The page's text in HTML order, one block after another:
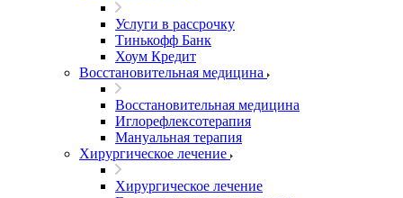
Услуги в рассрочку
Тинькофф Банк
Хоум Кредит
Восстановительная медицина
Восстановительная медицина
Иглорефлексотерапия
Мануальная терапия
Хирургическое лечение
Хирургическое лечение